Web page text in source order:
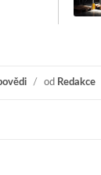
/ od Redakce